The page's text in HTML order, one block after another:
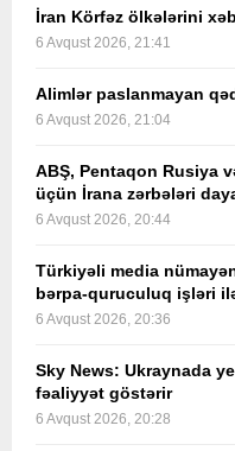
İran Körfəz ölkələrini
6 Avqust 2026, 21:41
Alimlər paslanmayan
6 Avqust 2026, 21:04
ABŞ, Pentaqon Rusiya
üçün İrana zərbələri
6 Avqust 2026, 20:44
Türkiyəli media
bərpa-quruculuq işləri
6 Avqust 2026, 20:36
Sky News: Ukraynada
fəaliyyət göstərir
6 Avqust 2026, 20:28